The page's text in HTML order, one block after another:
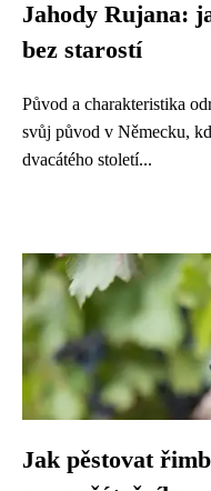
Jahody Rujana:
bez starostí
Původ a charakteristika
svůj původ v Německu,
dvacátého století...
Jak pěstovat